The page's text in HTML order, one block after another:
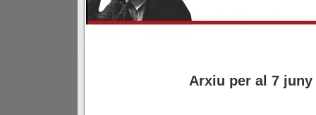
Arxiu per al 7 juny